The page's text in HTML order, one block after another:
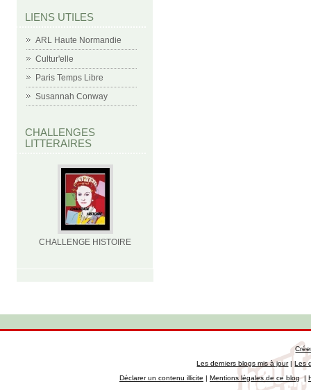
LIENS UTILES
ARL Haute Normandie
Cultur'elle
Paris Temps Libre
Susannah Conway
CHALLENGES
LITTERAIRES
CHALLENGE HISTOIRE
Les derniers blogs mis à jour|Les
Déclarer un contenu illicite | Mentions légales de ce blog|